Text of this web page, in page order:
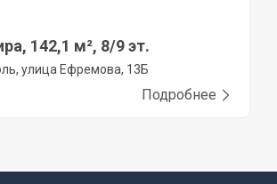
142,1 м², 8/9 эт.
улица Ефремова, 13Б
Подробнее